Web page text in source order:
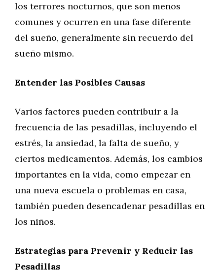
los terrores nocturnos, que son menos
comunes y ocurren en una fase diferente
del sueño, generalmente sin recuerdo del
sueño mismo.
Entender las Posibles Causas
Varios factores pueden contribuir a la
frecuencia de las pesadillas, incluyendo el
estrés, la ansiedad, la falta de sueño, y
ciertos medicamentos. Además, los cambios
importantes en la vida, como empezar en
una nueva escuela o problemas en casa,
también pueden desencadenar pesadillas en
los niños.
Estrategias para Prevenir y Reducir las
Pesadillas